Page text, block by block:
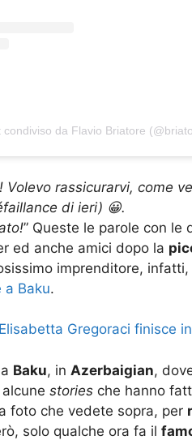
condiviso da Flavio Briatore
Volevo rassicurarvi, come
di ieri) 😀.
” Queste le parole con le
ed anche amici dopo la
imprenditore, infatti,
a Baku.
Elisabetta Gregoraci finisce
Baku, in Azerbaigian,
stories che hanno
foto che vedete sopra, per
solo qualche ora fa il